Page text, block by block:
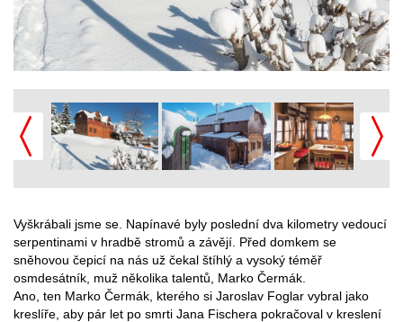
Vyškrábali jsme se. Napínavé byly poslední dva kilometry vedoucí
serpentinami v hradbě stromů a závějí. Před domkem se
sněhovou čepicí na nás už čekal štíhlý a vysoký téměř
osmdesátník, muž několika talentů, Marko Čermák.
Ano, ten Marko Čermák, kterého si Jaroslav Foglar vybral jako
kreslíře, aby pár let po smrti Jana Fischera pokračoval v kreslení